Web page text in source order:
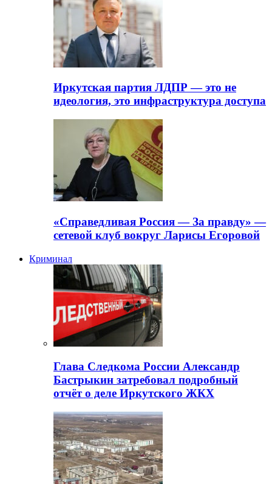
Иркутская партия ЛДПР — это не
идеология, это инфраструктура доступа
«Справедливая Россия — За правду» —
сетевой клуб вокруг Ларисы Егоровой
Криминал
Глава Следкома России Александр
Бастрыкин затребовал подробный
отчёт о деле Иркутского ЖКХ